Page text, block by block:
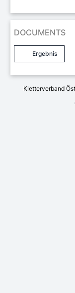
DOCUMENTS
Ergebnis
Kletterverband